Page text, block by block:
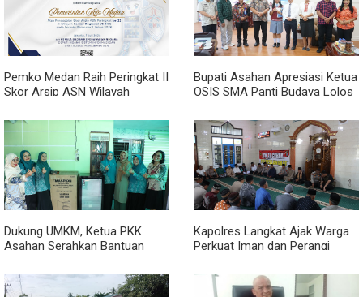
Pemko Medan Raih Peringkat II
Skor Arsip ASN Wilayah
Bupati Asahan Apresiasi Ketua
OSIS SMA Panti Budaya Lolos
Nasional
Dukung UMKM, Ketua PKK
Asahan Serahkan Bantuan
Sentang
Kapolres Langkat Ajak Warga
Perkuat Iman dan Perangi
Curhat